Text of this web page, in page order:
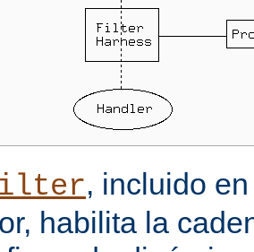
, incluido
habilita la